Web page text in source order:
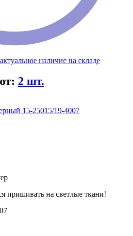
наличие на складе
2 шт.
15-25015/19-4007
пришивать на светлые ткани!